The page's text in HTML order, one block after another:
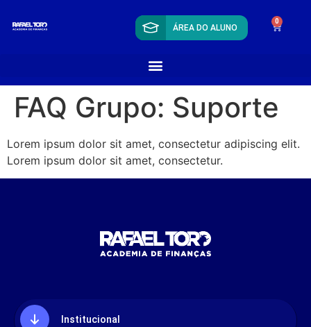
ÁREA DO ALUNO
0
FAQ Grupo: Suporte
Lorem ipsum dolor sit amet, consectetur adipiscing elit.
Lorem ipsum dolor sit amet, consectetur.
Institucional